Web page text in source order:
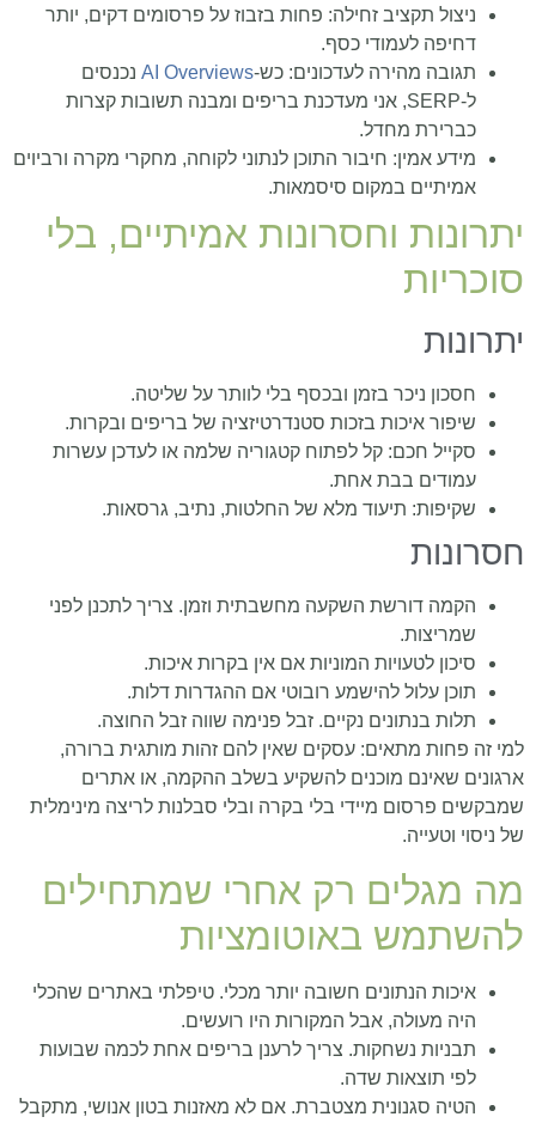
ניצול תקציב זחילה: פחות בזבוז על פרסומים דקים, יותר
דחיפה לעמודי כסף.
תגובה מהירה לעדכונים: כש‑AI Overviews נכנסים
ל‑SERP, אני מעדכנת בריפים ומבנה תשובות קצרות
כברירת מחדל.
מידע אמין: חיבור התוכן לנתוני לקוחה, מחקרי מקרה ורביוים
אמיתיים במקום סיסמאות.
יתרונות וחסרונות אמיתיים, בלי
סוכריות
יתרונות
חסכון ניכר בזמן ובכסף בלי לוותר על שליטה.
שיפור איכות בזכות סטנדרטיזציה של בריפים ובקרות.
סקייל חכם: קל לפתוח קטגוריה שלמה או לעדכן עשרות
עמודים בבת אחת.
שקיפות: תיעוד מלא של החלטות, נתיב, גרסאות.
חסרונות
הקמה דורשת השקעה מחשבתית וזמן. צריך לתכנן לפני
שמריצות.
סיכון לטעויות המוניות אם אין בקרות איכות.
תוכן עלול להישמע רובוטי אם ההגדרות דלות.
תלות בנתונים נקיים. זבל פנימה שווה זבל החוצה.
למי זה פחות מתאים: עסקים שאין להם זהות מותגית ברורה,
ארגונים שאינם מוכנים להשקיע בשלב ההקמה, או אתרים
שמבקשים פרסום מיידי בלי בקרה ובלי סבלנות לריצה מינימלית
של ניסוי וטעייה.
מה מגלים רק אחרי שמתחילים
להשתמש באוטומציות
איכות הנתונים חשובה יותר מכלי. טיפלתי באתרים שהכלי
היה מעולה, אבל המקורות היו רועשים.
תבניות נשחקות. צריך לרענן בריפים אחת לכמה שבועות
לפי תוצאות שדה.
הטיה סגנונית מצטברת. אם לא מאזנות בטון אנושי, מתקבל